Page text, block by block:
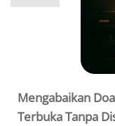
Mengabaikan
Terbuka Tanpa